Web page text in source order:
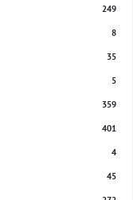
249
8
35
5
359
401
4
45